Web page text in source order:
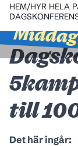
Middag
HEM/HYR HELA
till
Det här ingår: